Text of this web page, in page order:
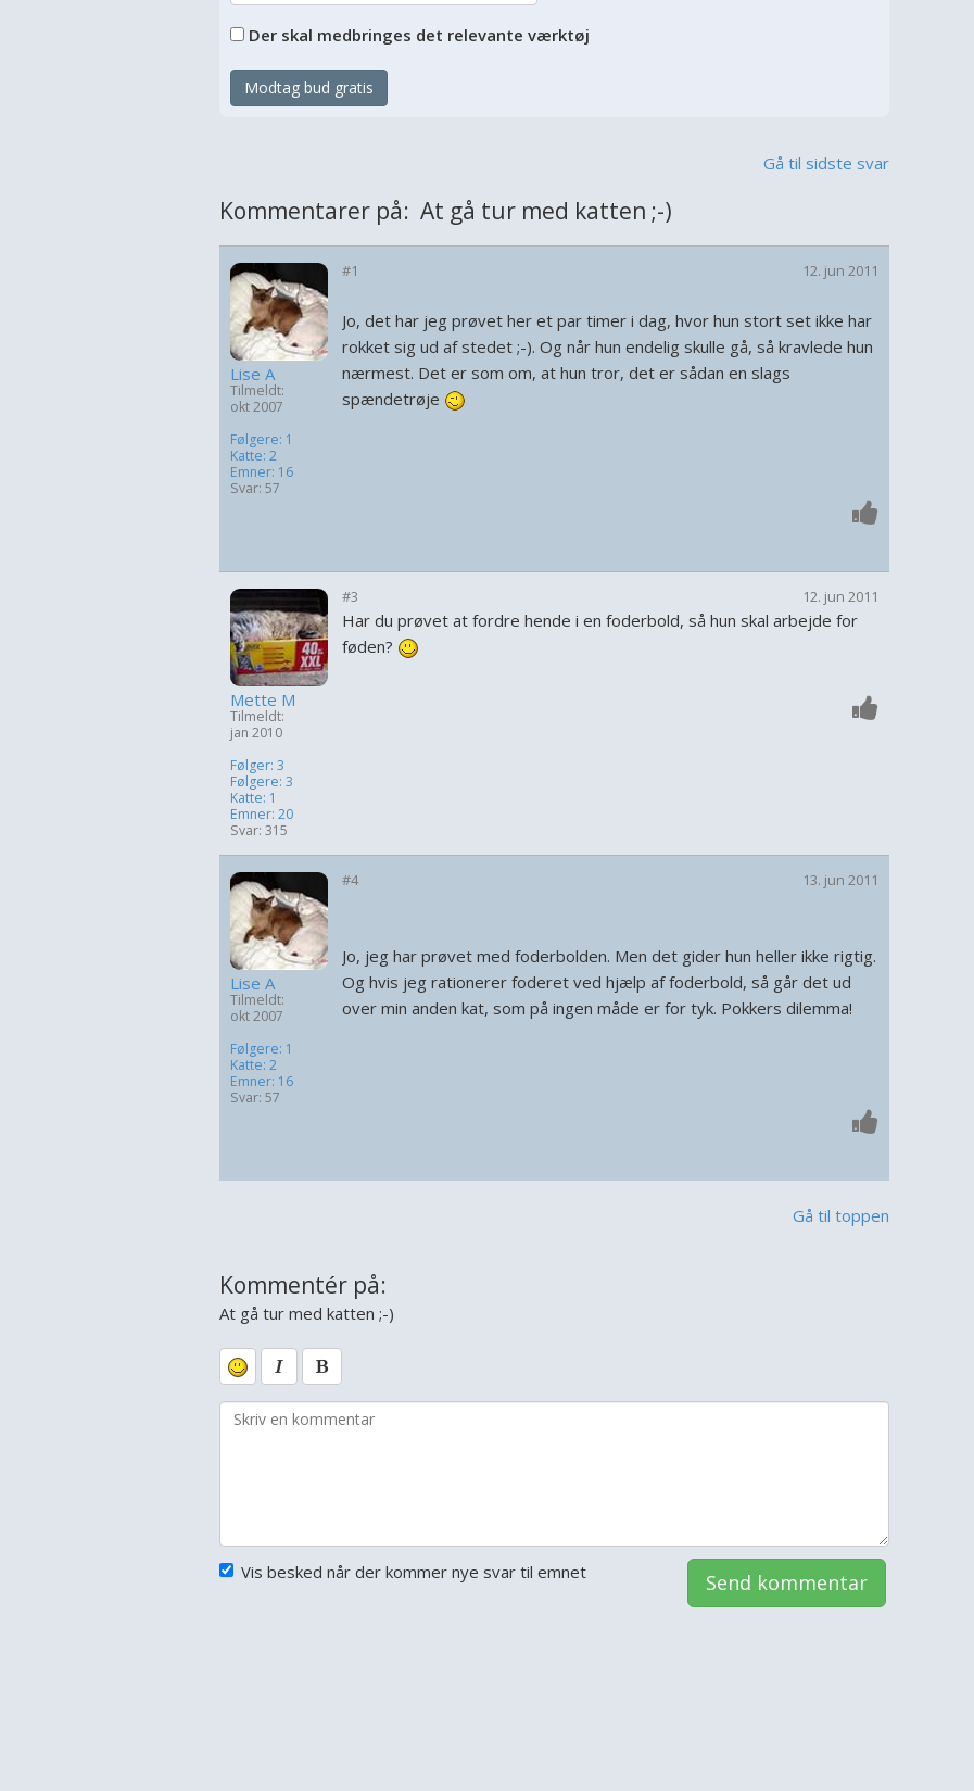
Der skal medbringes det relevante værktøj
Modtag bud gratis
Gå til sidste svar
Kommentarer på: At gå tur med katten ;-)
Lise A
Tilmeldt:
okt 2007
Følgere: 1
Katte: 2
Emner: 16
Svar: 57
#1 12. jun 2011
Jo, det har jeg prøvet her et par timer i dag, hvor hun stort set ikke har
rokket sig ud af stedet ;-). Og når hun endelig skulle gå, så kravlede hun
nærmest. Det er som om, at hun tror, det er sådan en slags
spændetrøje
Mette M
Tilmeldt:
jan 2010
Følger: 3
Følgere: 3
Katte: 1
Emner: 20
Svar: 315
#3 12. jun 2011
Har du prøvet at fordre hende i en foderbold, så hun skal arbejde for
føden?
Lise A
Tilmeldt:
okt 2007
Følgere: 1
Katte: 2
Emner: 16
Svar: 57
#4 13. jun 2011
Jo, jeg har prøvet med foderbolden. Men det gider hun heller ikke rigtig.
Og hvis jeg rationerer foderet ved hjælp af foderbold, så går det ud
over min anden kat, som på ingen måde er for tyk. Pokkers dilemma!
Gå til toppen
Kommentér på:
At gå tur med katten ;-)
Vis besked når der kommer nye svar til emnet Send kommentar